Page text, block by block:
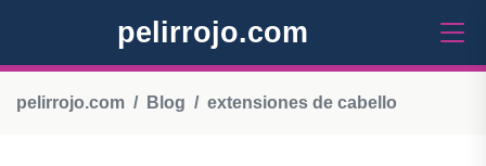
pelirrojo.com
pelirrojo.com Blog extensiones de cabello